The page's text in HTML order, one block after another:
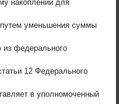
накоплений для
уменьшения суммы
федерального
12 Федерального
в уполномоченный